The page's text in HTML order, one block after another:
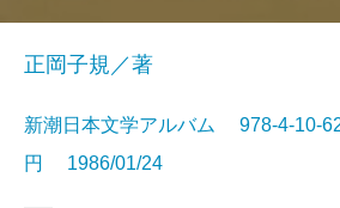
正岡子規／著
新潮日本文学アルバム 978-4-10-
円 1986/01/24